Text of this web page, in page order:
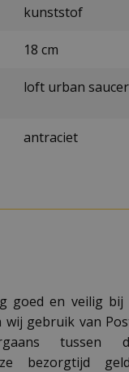
kunststof
18 cm
loft urban
antraciet
goed en veilig
wij gebruik van
bezorgtijd